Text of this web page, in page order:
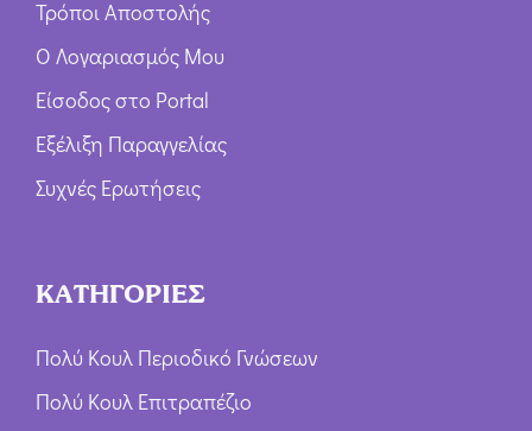
Τρόποι Αποστολής
Ο Λογαριασμός Μου
Είσοδος στο Portal
Εξέλιξη Παραγγελίας
Συχνές Ερωτήσεις
ΚΑΤΗΓΟΡΙΕΣ
Πολύ Κουλ Περιοδικό Γνώσεων
Πολύ Κουλ Επιτραπέζιο